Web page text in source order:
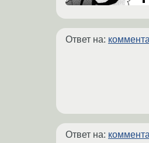
Ответ на:
Ответ на: